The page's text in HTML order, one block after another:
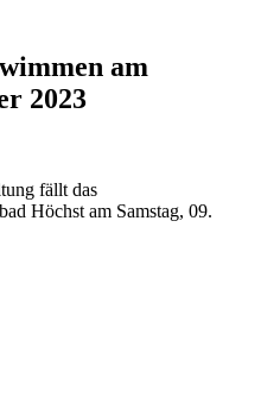
am
2023
fällt das
Höchst am Samstag, 09.